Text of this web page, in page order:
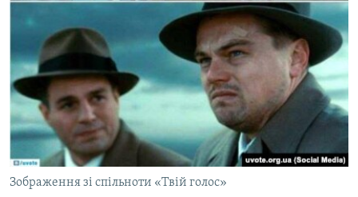
Зображення зі спільноти «Твій голос»